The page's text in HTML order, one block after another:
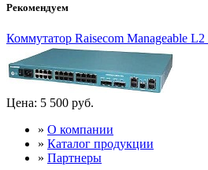
Рекомендуем
Коммутатор Raisecom Manageable
Цена: 5 500 руб.
» О компании
» Каталог продукции
» Партнеры